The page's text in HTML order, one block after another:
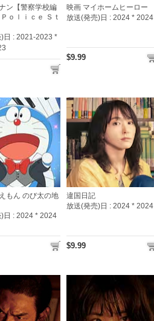
ン【警察学校編
ｏｌｉｃｅ Ｓｔ
日 : 2021-2023 *
映画 マイホームヒーロー
放送(発売)日 : 2024 * 2024
$9.99
もん のび太の地
日 : 2024 * 2024
違国日記
放送(発売)日 : 2024 * 2024
$9.99